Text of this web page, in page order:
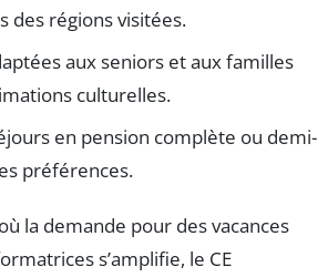
des régions visitées.
aux seniors et aux familles
culturelles.
en pension complète ou demi-
préférences.
la demande pour des vacances
s’amplifie, le CE